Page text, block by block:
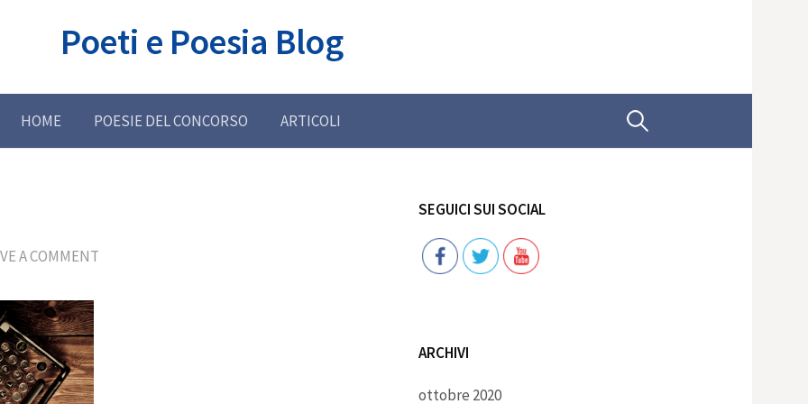
Poeti e Poesia Blog
HOME POESIE DEL CONCORSO ARTICOLI Ricerca
A COMMENT
SEGUICI SUI SOCIAL
Follow
ARCHIVI
ottobre 2020